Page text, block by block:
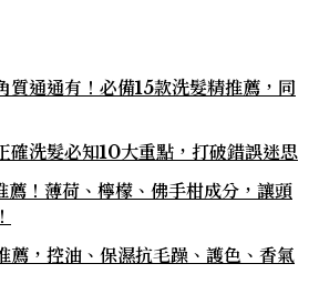
質通通有！必備15款洗髮精推薦，同
確洗髮必知10大重點，打破錯誤迷思
薦！薄荷、檸檬、佛手柑成分，讓頭
薦，控油、保濕抗毛躁、護色、香氣